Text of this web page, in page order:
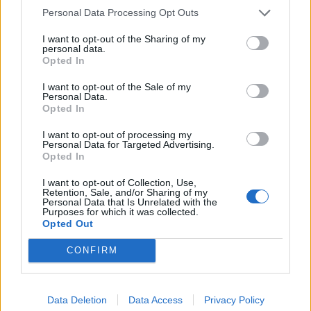
Personal Data Processing Opt Outs
I want to opt-out of the Sharing of my
personal data.
Opted In
I want to opt-out of the Sale of my
Personal Data.
Opted In
I want to opt-out of processing my
Personal Data for Targeted Advertising.
Opted In
I want to opt-out of Collection, Use,
Retention, Sale, and/or Sharing of my
Personal Data that Is Unrelated with the
Purposes for which it was collected.
Opted Out
CONFIRM
Data Deletion Data Access Privacy Policy
Górą Edek – plan wydarzeń
Znaczenie tytułu i jego rola w
odczytaniu sensu utworu. Omów
zagadnienie na podstawie
Nowakowskiego. W swojej odpowiedzi
uwzględnij również wybrany kontekst.
Hiperbolizacja i jej znaczenie w
kompozycji i budowaniu sensu
utworu. Omów zagadnienie na
Marka Nowakowskiego. W swojej